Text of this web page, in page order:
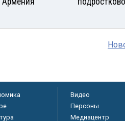
Видео
Персоны
Медиацентр